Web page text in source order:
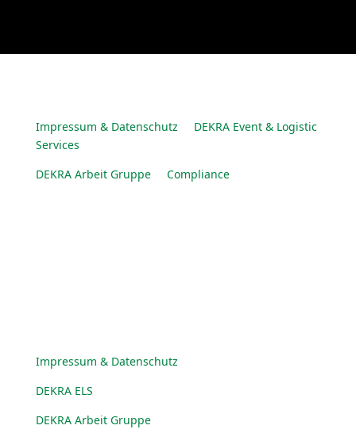
Impressum & Datenschutz
DEKRA Event & Logistic
Services
DEKRA Arbeit Gruppe
Compliance
Impressum & Datenschutz
DEKRA ELS
DEKRA Arbeit Gruppe